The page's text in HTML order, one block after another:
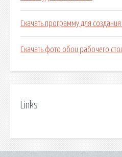
Скачать программу для
Скачать фото обои рабочего
Links